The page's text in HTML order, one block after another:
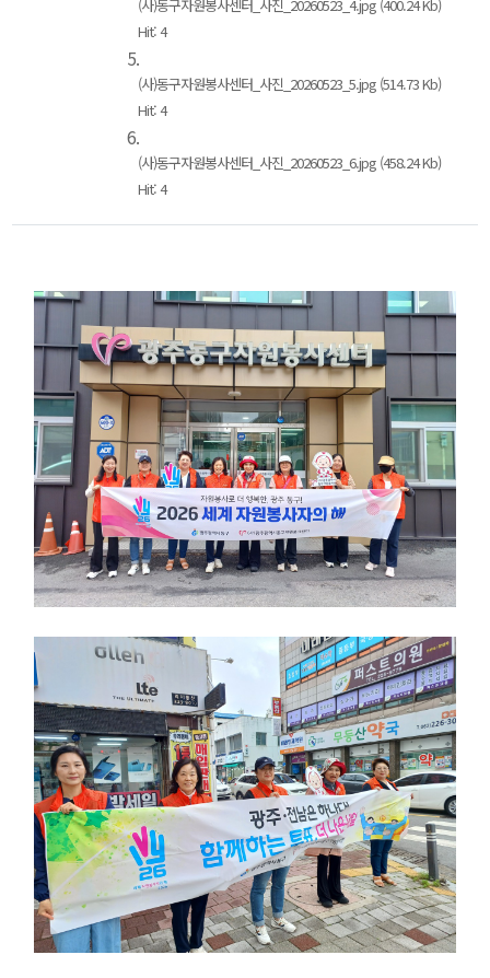
(사)동구자원봉사센터_사진_20260523_4.jpg (400.24 Kb)
Hit: 4
5.
(사)동구자원봉사센터_사진_20260523_5.jpg (514.73 Kb)
Hit: 4
6.
(사)동구자원봉사센터_사진_20260523_6.jpg (458.24 Kb)
Hit: 4